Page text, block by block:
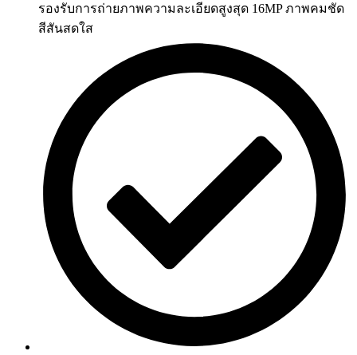
รองรับการถ่ายภาพความละเอียดสูงสุด 16MP ภาพคมชัด
สีสันสดใส